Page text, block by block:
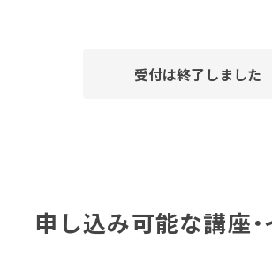
受付は終了しました
申し込み可能な講座